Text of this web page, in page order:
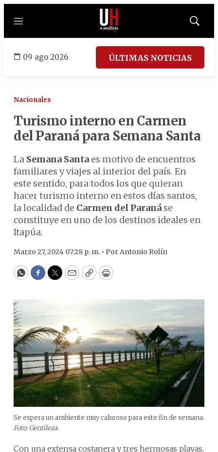
Menú
Mostrar
09 ago 2026 ÚLTIMAS NOTICIAS
Nacionales
Turismo interno en Carmen
del Paraná para Semana Santa
La Semana Santa es motivo de encuentros
familiares y viajes al interior del país. En
este sentido, para todos los que quieran
hacer turismo interno en estos días santos,
la localidad de Carmen del Paraná se
constituye en uno de los destinos ideales en
Itapúa.
Marzo 27, 2024 07:28 p. m. • PorAntonio Rolín
WhatsApp
Facebook
Twitter
EmailCopyPrint
Se espera un ambiente muy caluroso para este fin de semana.
Foto: Gentileza.
Con una extensa costanera y tres hermosas playas,